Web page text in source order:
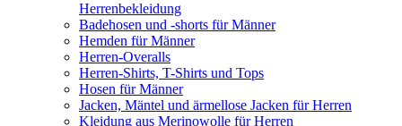
Herrenbekleidung
Badehosen und -shorts für Männer
Hemden für Männer
Herren-Overalls
Herren-Shirts, T-Shirts und Tops
Hosen für Männer
Jacken, Mäntel und ärmellose Jacken für Herren
Kleidung aus Merinowolle für Herren